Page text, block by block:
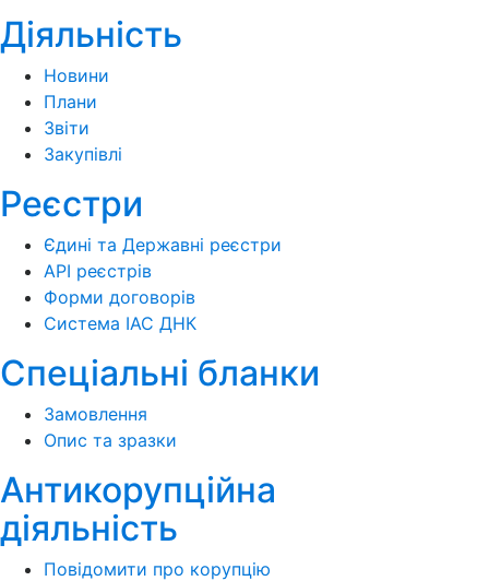
Діяльність
Новини
Плани
Звіти
Закупівлі
Реєстри
Єдині та Державні реєстри
API реєстрів
Форми договорів
Система ІАС ДНК
Спеціальні бланки
Замовлення
Опис та зразки
Антикорупційна
діяльність
Повідомити про корупцію